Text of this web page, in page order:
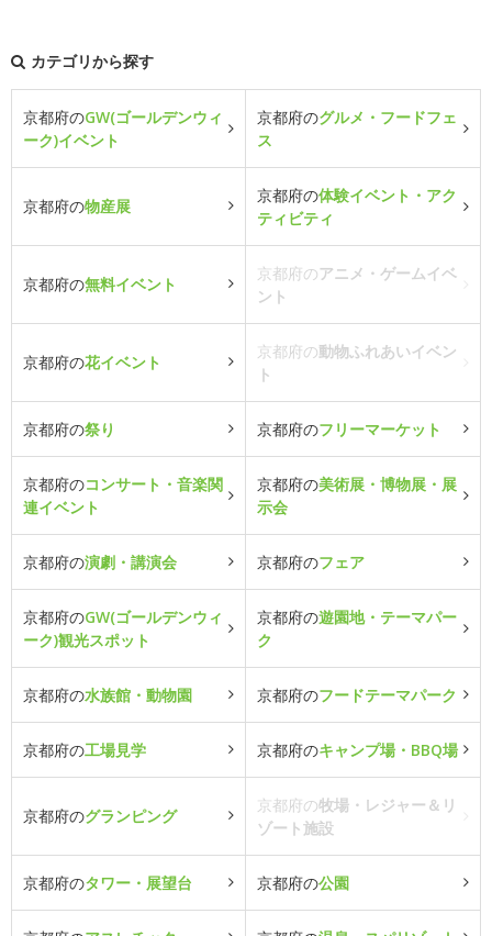
カテゴリから探す
京都府のGW(ゴールデンウィ
ーク)イベント
京都府のグルメ・フードフェ
ス
京都府の物産展
京都府の体験イベント・アク
ティビティ
京都府の無料イベント
京都府のアニメ・ゲームイベ
ント
京都府の花イベント
京都府の動物ふれあいイベン
ト
京都府の祭り 京都府のフリーマーケット
京都府のコンサート・音楽関
連イベント
京都府の美術展・博物展・展
示会
京都府の演劇・講演会 京都府のフェア
京都府のGW(ゴールデンウィ
ーク)観光スポット
京都府の遊園地・テーマパー
ク
京都府の水族館・動物園 京都府のフードテーマパーク
京都府の工場見学 京都府のキャンプ場・BBQ場
京都府のグランピング
京都府の牧場・レジャー＆リ
ゾート施設
京都府のタワー・展望台 京都府の公園